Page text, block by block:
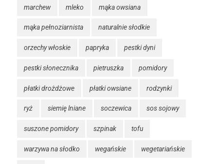
marchew mleko mąka owsiana
mąka pełnoziarnista naturalnie słodkie
orzechy włoskie papryka pestki dyni
pestki słonecznika pietruszka pomidory
płatki drożdżowe płatki owsiane rodzynki
ryż siemię lniane soczewica sos sojowy
suszone pomidory szpinak tofu
warzywa na słodko wegańskie wegetariańskie